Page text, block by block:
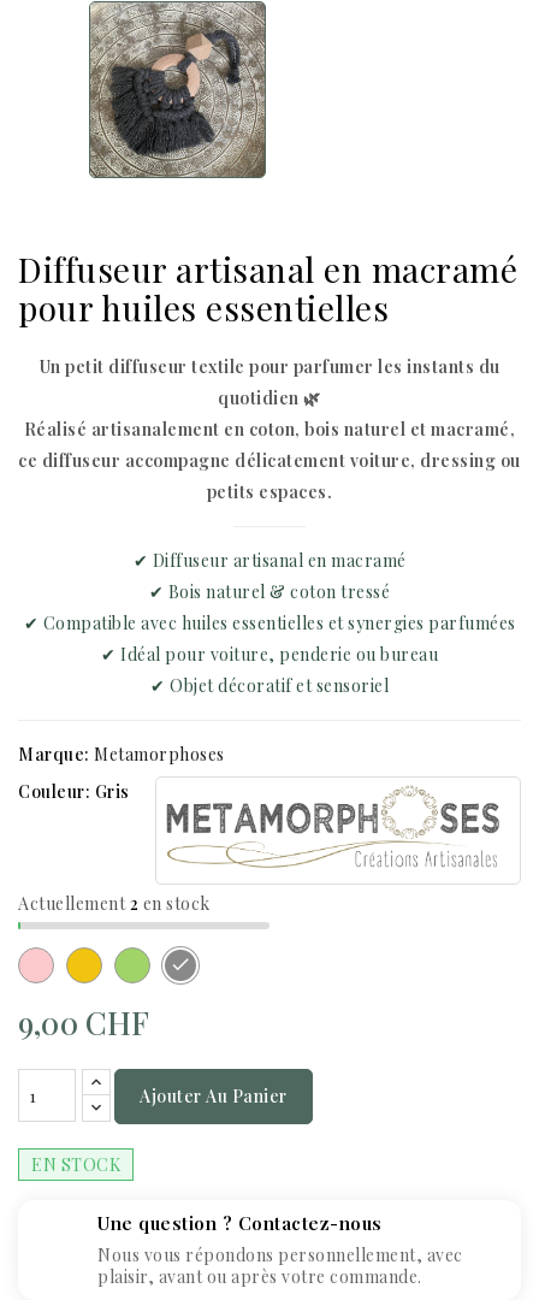
Diffuseur artisanal en macramé
pour huiles essentielles
Un petit diffuseur textile pour parfumer les instants du
quotidien 🌿
Réalisé artisanalement en coton, bois naturel et macramé,
ce diffuseur accompagne délicatement voiture, dressing ou
petits espaces.
✔ Diffuseur artisanal en macramé
✔ Bois naturel & coton tressé
✔ Compatible avec huiles essentielles et synergies parfumées
✔ Idéal pour voiture, penderie ou bureau
✔ Objet décoratif et sensoriel
Marque: Metamorphoses
Actuellement2 en stock
Couleur: Gris
Rose Jaune Vert Gris
9,00 CHF
Ajouter Au Panier
EN STOCK
Une question ? Contactez-nous
Nous vous répondons personnellement, avec
plaisir, avant ou après votre commande.